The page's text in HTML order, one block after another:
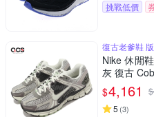
挑戰低價
復古老爹鞋
Nike 休閒
灰 復古
$4,161 $
5 (3)